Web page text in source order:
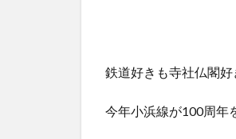
鉄道好きも寺社仏閣好
今年小浜線が100周年